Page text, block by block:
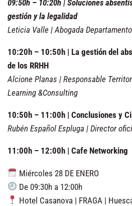
09:50h – 10:20h | Soluciones
gestión y la legalidad
Leticia Valle | Abogada
10:20h – 10:50h | La gestión del
de los RRHH
Alcione Planas | Responsable
Learning &Consulting
10:50h – 11:00h | Conclusiones y
Rubén Español Espluga | Director
11:00h – 12:00h | Cafe Networking
Miércoles 28 DE ENERO
De 09:30h a 12:00h
Hotel Casanova | FRAGA |